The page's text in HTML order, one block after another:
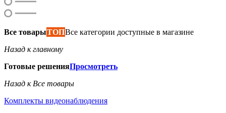
Все товарыТОПВсе категории доступные в магазине
Назад к главному
Готовые решенияПросмотреть
Назад к Все товары
Комплекты видеонаблюдения